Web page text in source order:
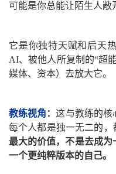
可能是你总能让陌生人敞
它是你独特天赋和后天
AI、被他人所复制的“超
媒体、资本）去放大它。
教练视角 ：这与教练的核
每个人都是独一无二的，
最大的价值，不是去成
一个更纯粹版本的自己。